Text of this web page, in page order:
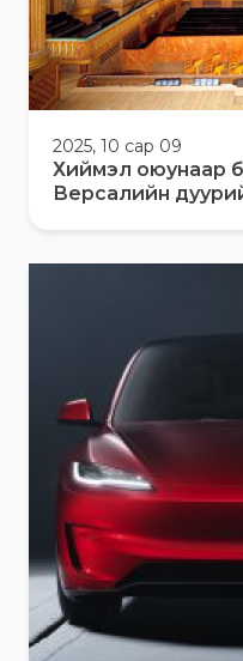
2025, 10 сар 09
Хиймэл оюунаар
Версалийн